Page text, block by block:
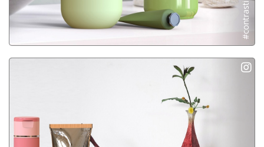
#contrasti